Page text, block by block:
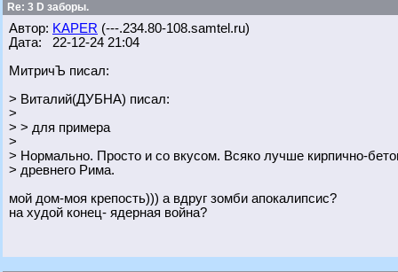
Re: 3 D заборы.
Автор: KAPER (---.234.80-108.samtel.ru)
Дата: 22-12-24 21:04
МитричЪ писал:
> Виталий(ДУБНА) писал:
>
> > для примера
>
> Нормально. Просто и со вкусом. Всяко лучше кирпично-
> древнего Рима.
мой дом-моя крепость))) а вдруг зомби апокалипсис?
на худой конец- ядерная война?